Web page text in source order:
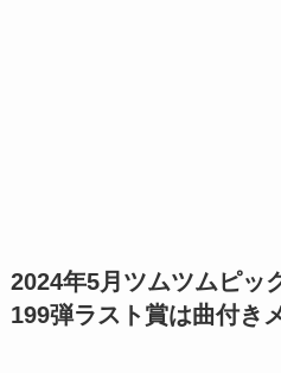
2024年5月ツムツムピッ
199弾ラスト賞は曲付き